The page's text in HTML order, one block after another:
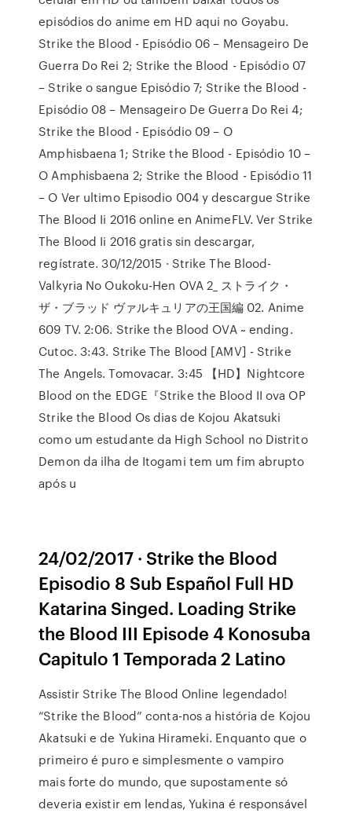
episódios do anime em HD aqui no Goyabu.
Strike the Blood - Episódio 06 – Mensageiro De
Guerra Do Rei 2; Strike the Blood - Episódio 07
– Strike o sangue Episódio 7; Strike the Blood -
Episódio 08 – Mensageiro De Guerra Do Rei 4;
Strike the Blood - Episódio 09 – O
Amphisbaena 1; Strike the Blood - Episódio 10 –
O Amphisbaena 2; Strike the Blood - Episódio 11
– O Ver ultimo Episodio 004 y descargue Strike
The Blood Ii 2016 online en AnimeFLV. Ver Strike
The Blood Ii 2016 gratis sin descargar,
regístrate. 30/12/2015 · Strike The Blood-
Valkyria No Oukoku-Hen OVA 2_ ストライク・
ザ・ブラッド ヴァルキュリアの王国編 02. Anime
609 TV. 2:06. Strike the Blood OVA ~ ending.
Cutoc. 3:43. Strike The Blood [AMV] - Strike
The Angels. Tomovacar. 3:45 【HD】Nightcore
Blood on the EDGE『Strike the Blood II ova OP
Strike the Blood Os dias de Kojou Akatsuki
como um estudante da High School no Distrito
Demon da ilha de Itogami tem um fim abrupto
após u
24/02/2017 · Strike the Blood
Episodio 8 Sub Español Full HD
Katarina Singed. Loading Strike
the Blood III Episode 4 Konosuba
Capitulo 1 Temporada 2 Latino
Assistir Strike The Blood Online legendado!
“Strike the Blood” conta-nos a história de Kojou
Akatsuki e de Yukina Hirameki. Enquanto que o
primeiro é puro e simplesmente o vampiro
mais forte do mundo, que supostamente só
deveria existir em lendas, Yukina é responsável